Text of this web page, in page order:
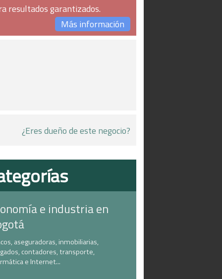
resultados garantizados.
Más información
¿Eres dueño de este negocio?
e industria en
aseguradoras, inmobiliarias,
contadores, transporte,
e Internet...